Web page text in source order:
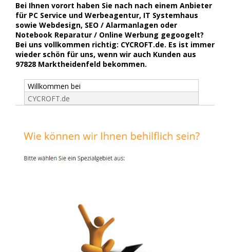
Bei Ihnen vorort haben Sie nach nach einem Anbieter
für PC Service und Werbeagentur, IT Systemhaus
sowie Webdesign, SEO / Alarmanlagen oder
Notebook Reparatur / Online Werbung gegoogelt?
Bei uns vollkommen richtig: CYCROFT.de. Es ist immer
wieder schön für uns, wenn wir auch Kunden aus
97828 Marktheidenfeld bekommen.
Willkommen bei
CYCROFT.de